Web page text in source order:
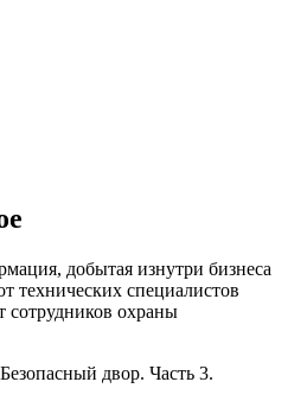
добытая изнутри бизнеса
технических специалистов
сотрудников охраны
двор. Часть 3.